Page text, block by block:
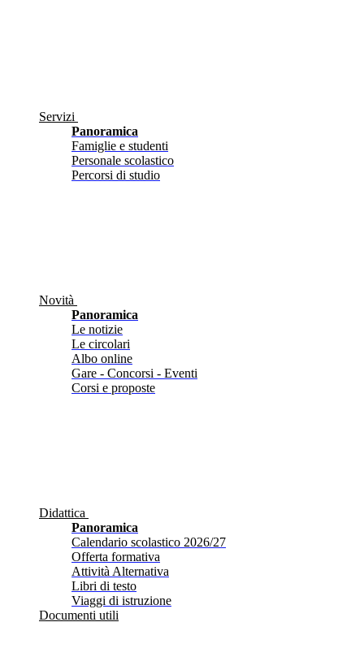
Servizi
Panoramica
Famiglie e studenti
Personale scolastico
Percorsi di studio
Novità
Panoramica
Le notizie
Le circolari
Albo online
Gare - Concorsi - Eventi
Corsi e proposte
Didattica
Panoramica
Calendario scolastico 2026/27
Offerta formativa
Attività Alternativa
Libri di testo
Viaggi di istruzione
Documenti utili